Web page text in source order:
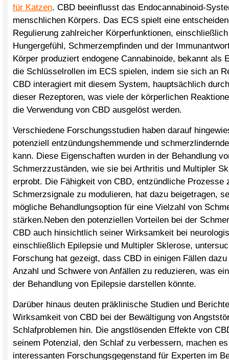
für Katzen. CBD beeinflusst das Endocannabinoid-
menschlichen Körpers. Das ECS spielt eine
Regulierung zahlreicher Körperfunktionen,
Hungergefühl, Schmerzempfinden und der
Körper produziert endogene Cannabinoide, bekannt als
die Schlüsselrollen im ECS spielen, indem sie sich an
CBD interagiert mit diesem System, hauptsächlich
dieser Rezeptoren, was viele der körperlichen
die Verwendung von CBD ausgelöst werden.
Verschiedene Forschungsstudien haben darauf
potenziell entzündungshemmende und
kann. Diese Eigenschaften wurden in der Behandlung
Schmerzzuständen, wie sie bei Arthritis und Multipler
erprobt. Die Fähigkeit von CBD, entzündliche Prozesse
Schmerzsignale zu modulieren, hat dazu beigetragen,
mögliche Behandlungsoption für eine Vielzahl von
stärken.Neben den potenziellen Vorteilen bei der
CBD auch hinsichtlich seiner Wirksamkeit bei
einschließlich Epilepsie und Multipler Sklerose,
Forschung hat gezeigt, dass CBD in einigen Fällen
Anzahl und Schwere von Anfällen zu reduzieren, was
der Behandlung von Epilepsie darstellen könnte.
Darüber hinaus deuten präklinische Studien und
Wirksamkeit von CBD bei der Bewältigung von
Schlafproblemen hin. Die angstlösenden Effekte von
seinem Potenzial, den Schlaf zu verbessern, machen
interessanten Forschungsgegenstand für Experten im